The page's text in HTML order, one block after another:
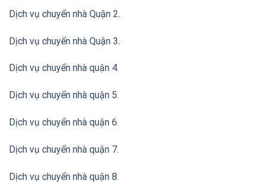
Dịch vụ chuyển nhà Quận 2.
Dịch vụ chuyển nhà Quận 3.
Dịch vụ chuyển nhà quận 4.
Dịch vụ chuyển nhà quận 5.
Dịch vụ chuyển nhà quận 6.
Dịch vụ chuyển nhà quận 7.
Dịch vụ chuyển nhà quận 8.